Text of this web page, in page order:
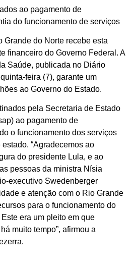
ao pagamento de
do funcionamento de serviços
Grande do Norte recebe esta
financeiro do Governo Federal. A
Saúde, publicada no Diário
feira (7), garante um
ao Governo do Estado.
pela Secretaria de Estado
ao pagamento de
o funcionamento dos serviços
“Agradecemos ao
do presidente Lula, e ao
pessoas da ministra Nísia
executivo Swedenberger
e atenção com o Rio Grande
para o funcionamento do
era um pleito em que
muito tempo”, afirmou a